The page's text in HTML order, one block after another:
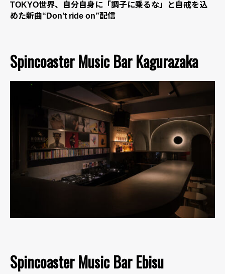
TOKYO世界、自分自身に「調子に乗るな」と自戒を込
めた新曲“Don’t ride on”配信
Spincoaster Music Bar Kagurazaka
Spincoaster Music Bar Ebisu